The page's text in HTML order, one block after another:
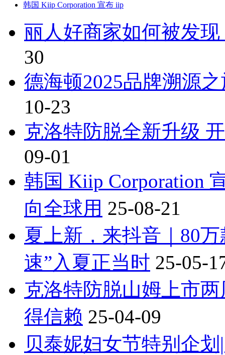
韩国 Kiip Corporation 宣布 iip
丽人好商家如何被发
30
德海顿2025品牌溯源
10-23
克洛特防脱全新升级
09-01
韩国 Kiip Corporation
向全球用 25-08-21
夏上新，来抖音｜80
速”入夏正当时 25-05-
克洛特防脱山姆上市
得信赖 25-04-09
贝泰妮妇女节特别企